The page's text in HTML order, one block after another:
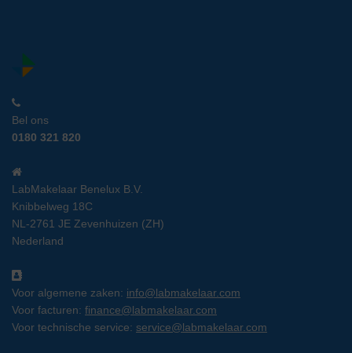
Bel ons
0180 321 820
LabMakelaar Benelux B.V.
Knibbelweg 18C
NL-2761 JE Zevenhuizen (ZH)
Nederland
Voor algemene zaken: info@labmakelaar.com
Voor facturen: finance@labmakelaar.com
Voor technische service: service@labmakelaar.com